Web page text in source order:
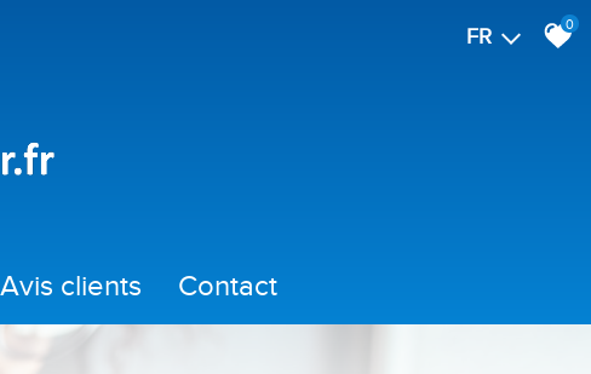
FR 0
avis clients contact